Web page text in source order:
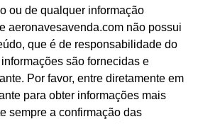
ou de qualquer informação
aeronavesavenda.com não possui
que é de responsabilidade do
são fornecidas e
Por favor, entre diretamente em
para obter informações mais
sempre a confirmação das